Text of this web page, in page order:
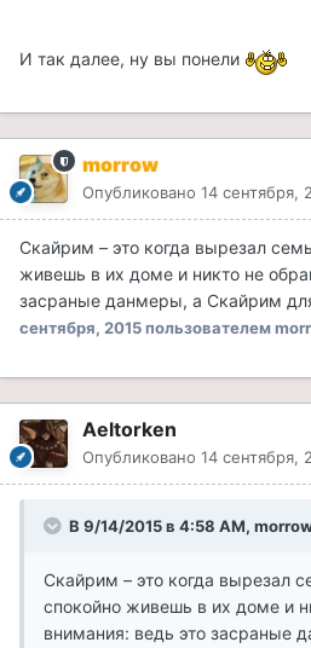
И так далее, ну вы понели
morrow
Опубликовано 14 сентября,
Скайрим – это когда вырезал
живешь в их доме и никто не
засраные данмеры, а Скайрим
сентября, 2015пользователем
Aeltorken
Опубликовано 14 сентября,
В 9/14/2015 в 4:58 AM,
Скайрим – это когда вырезал
спокойно живешь в их доме и
внимания: ведь это засраные